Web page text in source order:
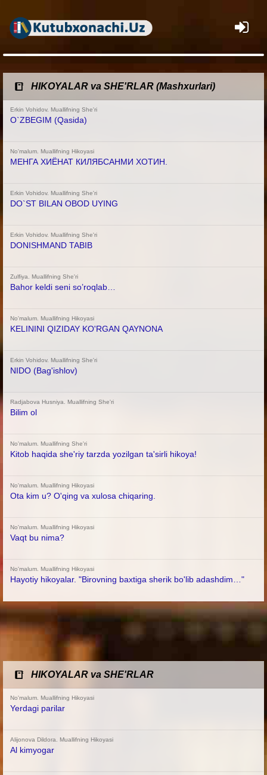
×
HIKOYALAR va SHE'RLAR (Mashxurlari)
O`ZBEGIM (Qasida)
Erkin Vohidov. Muallifning She'ri
МЕНГА ХИЁНАТ КИЛЯБСАНМИ ХОТИН.
No'malum. Muallifning Hikoyasi
DO`ST BILAN OBOD UYING
Erkin Vohidov. Muallifning She'ri
DONISHMAND TABIB
Erkin Vohidov. Muallifning She'ri
Bahor keldi seni so’roqlab…
Zulfiya. Muallifning She'ri
KELININI QIZIDAY KO'RGAN QAYNONA
No'malum. Muallifning Hikoyasi
NIDO (Bag'ishlov)
Erkin Vohidov. Muallifning She'ri
Bilim ol
Radjabova Husniya. Muallifning She'ri
Kitob haqida she'riy tarzda yozilgan ta'sirli hikoya!
No'malum. Muallifning She'ri
Ota kim u? O'qing va xulosa chiqaring.
No'malum. Muallifning Hikoyasi
Vaqt bu nima?
No'malum. Muallifning Hikoyasi
Hayotiy hikoyalar. "Birovning baxtiga sherik bo'lib adashdim…"
No'malum. Muallifning Hikoyasi
HIKOYALAR va SHE'RLAR
Yerdagi parilar
No'malum. Muallifning Hikoyasi
Al kimyogar
Alijonova Dildora. Muallifning Hikoyasi